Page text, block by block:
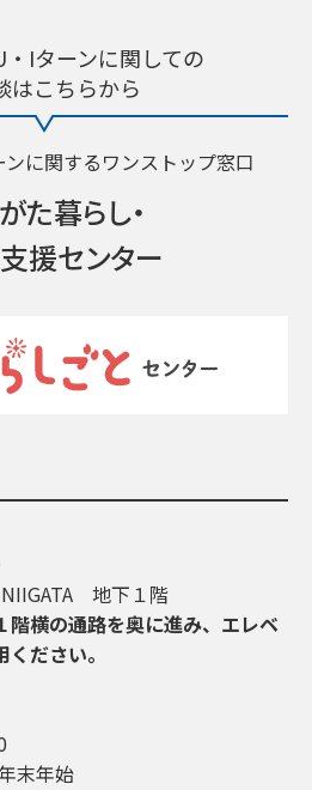
Iターンに関しての
はこちらから
に関するワンストップ窓口
た暮らし・
援センター
地下１階
横の通路を奥に進み、エレベ
ださい。
末年始